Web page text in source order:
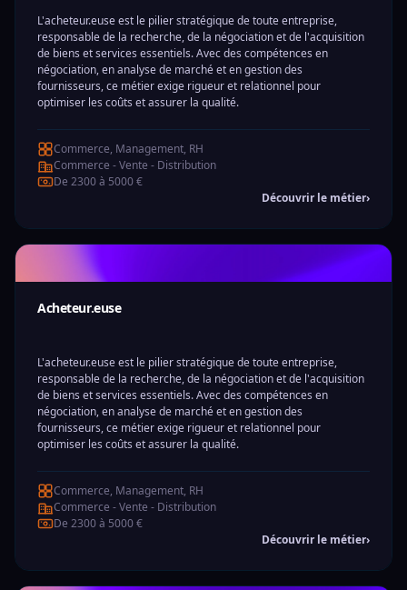
L'acheteur.euse est le pilier stratégique de toute entreprise,
responsable de la recherche, de la négociation et de l'acquisition
de biens et services essentiels. Avec des compétences en
négociation, en analyse de marché et en gestion des
fournisseurs, ce métier exige rigueur et relationnel pour
optimiser les coûts et assurer la qualité.
Commerce, Management, RH
Commerce - Vente - Distribution
De 2300 à 5000 €
Découvrir le métier›
Acheteur.euse
L'acheteur.euse est le pilier stratégique de toute entreprise,
responsable de la recherche, de la négociation et de l'acquisition
de biens et services essentiels. Avec des compétences en
négociation, en analyse de marché et en gestion des
fournisseurs, ce métier exige rigueur et relationnel pour
optimiser les coûts et assurer la qualité.
Commerce, Management, RH
Commerce - Vente - Distribution
De 2300 à 5000 €
Découvrir le métier›